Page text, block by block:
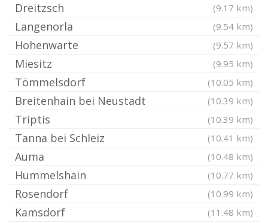
Dreitzsch (9.17 km)
Langenorla (9.54 km)
Hohenwarte (9.57 km)
Miesitz (9.95 km)
Tömmelsdorf (10.05 km)
Breitenhain bei Neustadt (10.39 km)
Triptis (10.39 km)
Tanna bei Schleiz (10.41 km)
Auma (10.48 km)
Hummelshain (10.77 km)
Rosendorf (10.99 km)
Kamsdorf (11.48 km)